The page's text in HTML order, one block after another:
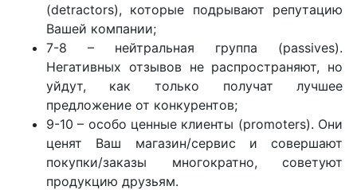
(detractors), которые подрывают репутацию
Вашей компании;
7-8 – нейтральная группа (passives).
Негативных отзывов не распространяют, но
уйдут, как только получат лучшее
предложение от конкурентов;
9-10 – особо ценные клиенты (promoters). Они
ценят Ваш магазин/сервис и совершают
покупки/заказы многократно, советуют
продукцию друзьям.